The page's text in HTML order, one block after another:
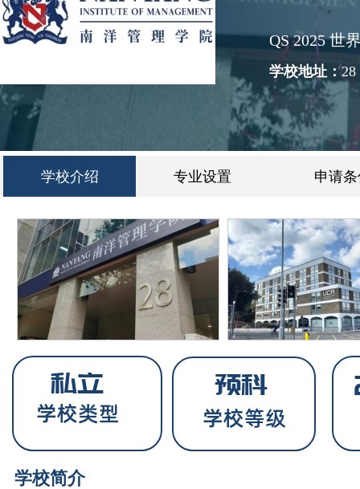
QS 2025 世
学校地址：28
学校介绍
学校简介
学校类型
私立
学校等级
预科
专业设置 申请